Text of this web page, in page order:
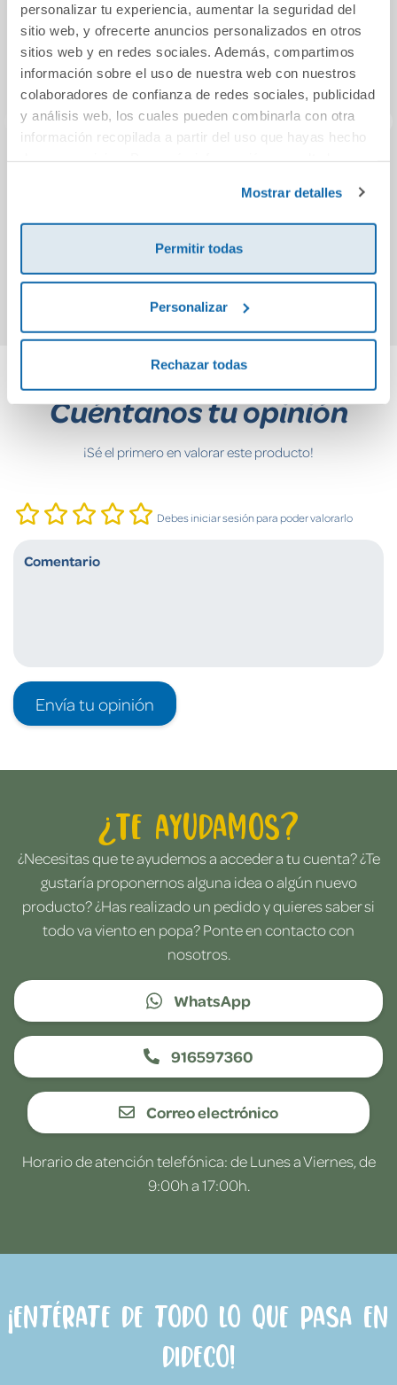
personalizar tu experiencia, aumentar la seguridad del
sitio web, y ofrecerte anuncios personalizados en otros
sitios web y en redes sociales. Además, compartimos
información sobre el uso de nuestra web con nuestros
colaboradores de confianza de redes sociales, publicidad
y análisis web, los cuales pueden combinarla con otra
información recopilada a partir del uso que hayas hecho
Mostrar detalles
Permitir todas
Personalizar
Rechazar todas
Comprar
música (El
Comprar
Cuéntanos tu opinión
¡Sé el primero en valorar este producto!
Debes iniciar sesión para poder valorarlo
Envía tu opinión
¿Te ayudamos?
¿Necesitas que te ayudemos a acceder a tu cuenta? ¿Te
gustaría proponernos alguna idea o algún nuevo
producto? ¿Has realizado un pedido y quieres saber si
todo va viento en popa? Ponte en contacto con
nosotros.
WhatsApp
916597360
Correo electrónico
Horario de atención telefónica: de Lunes a Viernes, de
9:00h a 17:00h.
¡Entérate de todo lo que pasa en
Dideco!